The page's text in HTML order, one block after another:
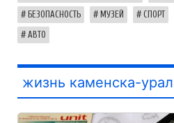
БЕЗОПАСНОСТЬ МУЗЕЙ СПОРТ
АВТО
жизнь каменска-